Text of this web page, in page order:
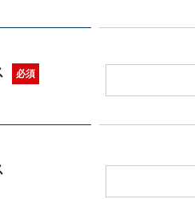
必須